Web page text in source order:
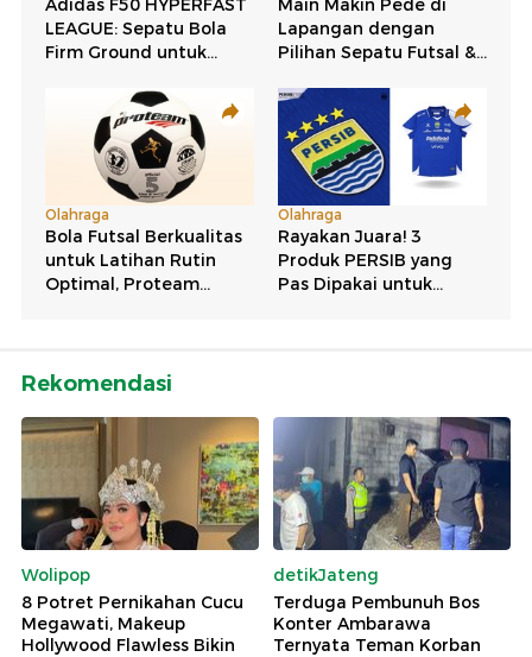
Rekomendasi
Wolipop
8 Potret Pernikahan Cucu
Megawati, Makeup
Hollywood Flawless Bikin
detikJateng
Terduga Pembunuh Bos
Konter Ambarawa
Ternyata Teman Korban